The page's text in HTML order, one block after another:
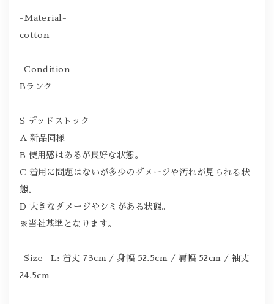
-Material-
cotton
-Condition-
Bランク
S デッドストック
A 新品同様
B 使用感はあるが良好な状態。
C 着用に問題はないが多少のダメージや汚れが見られる状
態。
D 大きなダメージやシミがある状態。
※当社基準となります。
-Size- L: 着丈 73cm / 身幅 52.5cm / 肩幅 52cm / 袖丈
24.5cm